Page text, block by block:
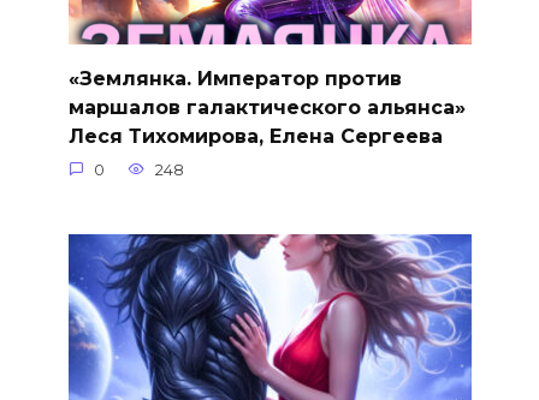
«Землянка. Император против
маршалов галактического альянса»
Леся Тихомирова, Елена Сергеева
0 248